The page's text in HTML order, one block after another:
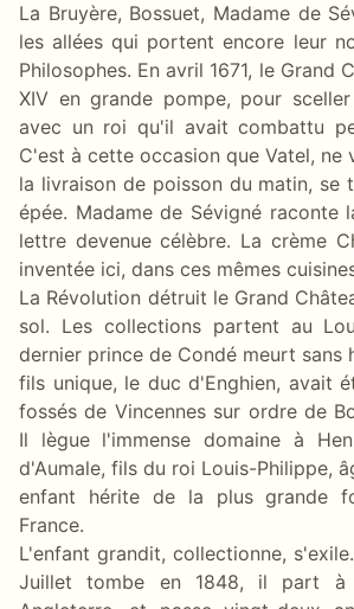
La Bruyère, Bossuet, Madame de
les allées qui portent encore leur
Philosophes. En avril 1671, le Grand
XIV en grande pompe, pour
avec un roi qu'il avait combattu
C'est à cette occasion que Vatel, ne
la livraison de poisson du matin, se
épée. Madame de Sévigné raconte
lettre devenue célèbre. La crème
inventée ici, dans ces mêmes
La Révolution détruit le Grand
sol. Les collections partent au
dernier prince de Condé meurt sans
fils unique, le duc d'Enghien, avait
fossés de Vincennes sur ordre de
Il lègue l'immense domaine à
d'Aumale, fils du roi Louis-Philippe,
enfant hérite de la plus grande
France.
L'enfant grandit, collectionne,
Juillet tombe en 1848, il part à